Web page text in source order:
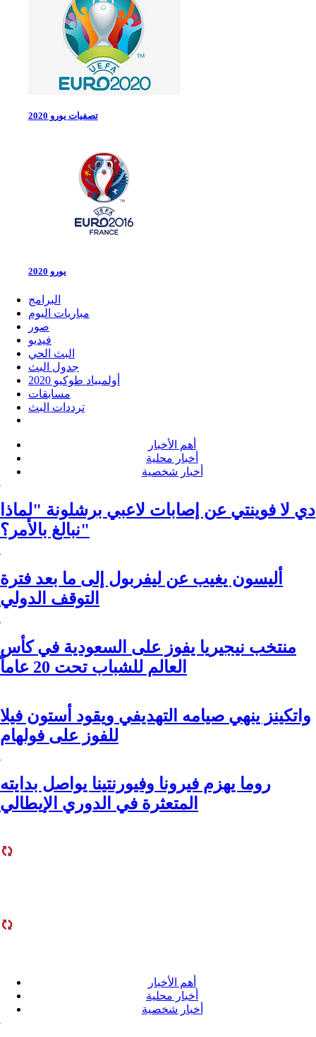
تصفيات يورو 2020
يورو 2020
البرامج
مباريات اليوم
صور
فيديو
البث الحي
جدول البث
أولمبياد طوكيو 2020
مسابقات
ترددات البث
أهم الأخبار
أخبار محلية
أخبار شخصية
دي لا فوينتي عن إصابات لاعبي برشلونة "لماذا
نبالغ بالأمر؟"
أليسون يغيب عن ليفربول إلى ما بعد فترة
التوقف الدولي
منتخب نيجيريا يفوز على السعودية في كأس
العالم للشباب تحت 20 عاماً
واتكينز ينهي صيامه التهديفي ويقود أستون فيلا
للفوز على فولهام
روما يهزم فيرونا وفيورنتينا يواصل بدايته
المتعثرة في الدوري الإيطالي
أهم الأخبار
أخبار محلية
أخبار شخصية